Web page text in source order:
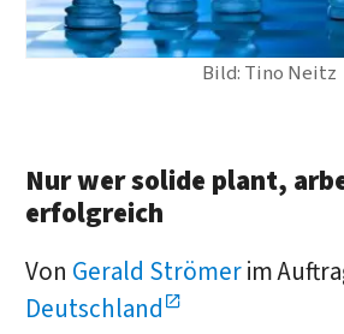
Bild: Tino Neitz
Nur wer solide plant,
erfolgreich
Von Gerald Strömerim
Deutschland